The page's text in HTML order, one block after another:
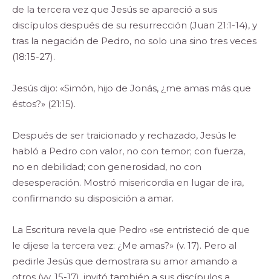
de la tercera vez que Jesús se apareció a sus
discípulos después de su resurrección (Juan 21:1-14), y
tras la negación de Pedro, no solo una sino tres veces
(18:15-27).
Jesús dijo: «Simón, hijo de Jonás, ¿me amas más que
éstos?» (21:15).
Después de ser traicionado y rechazado, Jesús le
habló a Pedro con valor, no con temor; con fuerza,
no en debilidad; con generosidad, no con
desesperación. Mostró misericordia en lugar de ira,
confirmando su disposición a amar.
La Escritura revela que Pedro «se entristeció de que
le dijese la tercera vez: ¿Me amas?» (v. 17). Pero al
pedirle Jesús que demostrara su amor amando a